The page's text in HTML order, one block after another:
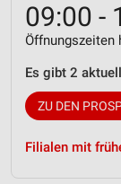
09:00 -
Öffnungszeiten
Es gibt 2
ZU DEN
Filialen mit